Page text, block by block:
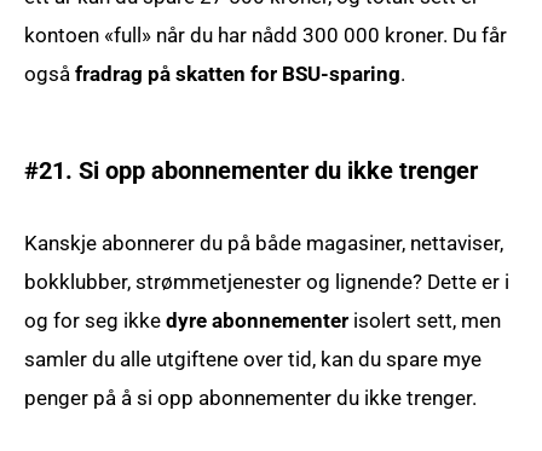
kontoen «full» når du har nådd 300 000 kroner. Du får
ogsåfradrag på skatten for BSU-sparing.
#21. Si opp abonnementer du ikke trenger
Kanskje abonnerer du på både magasiner, nettaviser,
bokklubber, strømmetjenester og lignende? Dette er i
og for seg ikkedyre abonnementer isolert sett, men
samler du alle utgiftene over tid, kan du spare mye
penger på å si opp abonnementer du ikke trenger.